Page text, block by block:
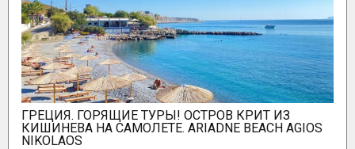
ГРЕЦИЯ. ГОРЯЩИЕ ТУРЫ! ОСТРОВ КРИТ ИЗ
КИШИНЕВА НА САМОЛЕТЕ. ARIADNE BEACH AGIOS
NIKOLAOS